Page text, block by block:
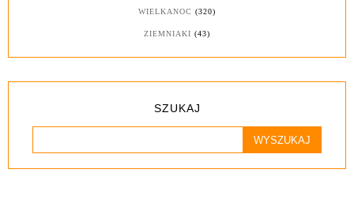
WIELKANOC (320)
ZIEMNIAKI (43)
SZUKAJ